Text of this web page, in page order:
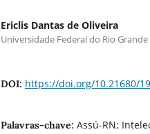
Ericlis Dantas de Oliveira
Universidade Federal do Rio
DOI: https://doi.org/10.21680/
Palavras-chave: Assú-RN;